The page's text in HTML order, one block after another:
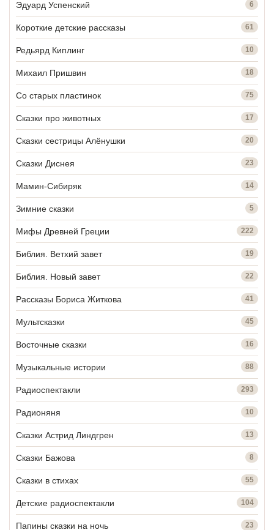
Эдуард Успенский 6
Короткие детские рассказы 61
Редьярд Киплинг 10
Михаил Пришвин 18
Со старых пластинок 75
Сказки про животных 17
Сказки сестрицы Алёнушки 20
Сказки Диснея 23
Мамин-Сибиряк 14
Зимние сказки 5
Мифы Древней Греции 222
Библия. Ветхий завет 19
Библия. Новый завет 22
Рассказы Бориса Житкова 41
Мультсказки 45
Восточные сказки 16
Музыкальные истории 88
Радиоспектакли 293
Радионяня 10
Сказки Астрид Линдгрен 13
Сказки Бажова 8
Сказки в стихах 55
Детские радиоспектакли 104
Папины сказки на ночь 23